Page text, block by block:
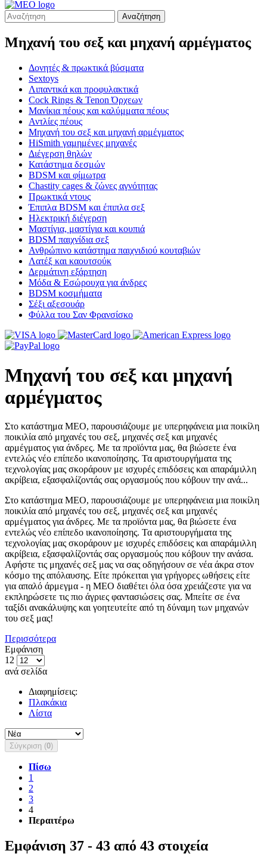
Αναζήτηση
Μηχανή του σεξ και μηχανή αρμέγματος
Δονητές & πρωκτικά βύσματα
Sextoys
Λιπαντικά και προφυλακτικά
Cock Rings & Tenon Όρχεων
Μανίκια πέους και καλύμματα πέους
Αντλίες πέους
Μηχανή του σεξ και μηχανή αρμέγματος
HiSmith γαμημένες μηχανές
Διέγερση θηλών
Κατάστημα δεσμών
BDSM και φίμωτρα
Chastity cages & ζώνες αγνότητας
Πρωκτικά ντους
Έπιπλα BDSM και έπιπλα σεξ
Ηλεκτρική διέγερση
Μαστίγια, μαστίγια και κουπιά
BDSM παιχνίδια σεξ
Ανθρώπινο κατάστημα παιχνιδιού κουταβιών
Λατέξ και καουτσούκ
Δερμάτινη εξάρτηση
Μόδα & Εσώρουχα για άνδρες
BDSM κοσμήματα
Σέξι αξεσουάρ
Φύλλα του Σαν Φρανσίσκο
Μηχανή του σεξ και μηχανή
αρμέγματος
Στο κατάστημα MEO, παρουσιάζουμε με υπερηφάνεια μια ποικίλη
ποικιλία από μηχανές του σεξ, μηχανές σεξ και μηχανές
αρμέγματος για άνδρες. Με τα προϊόντα μας, θα βιώσετε ένα
εντελώς νέο επίπεδο ικανοποίησης. Τα αριστουργήματα της
τεχνολογίας μας σκοράρουν με ισχυρές επιδόσεις και απαράμιλλη
ακρίβεια, εξασφαλίζοντάς σας οργασμούς που κόβουν την ανά...
Στο κατάστημα MEO, παρουσιάζουμε με υπερηφάνεια μια ποικίλη
ποικιλία από μηχανές του σεξ, μηχανές σεξ και μηχανές
αρμέγματος για άνδρες. Με τα προϊόντα μας, θα βιώσετε ένα
εντελώς νέο επίπεδο ικανοποίησης. Τα αριστουργήματα της
τεχνολογίας μας σκοράρουν με ισχυρές επιδόσεις και απαράμιλλη
ακρίβεια, εξασφαλίζοντάς σας οργασμούς που κόβουν την ανάσα.
Αφήστε τις μηχανές σεξ μας να σας οδηγήσουν σε νέα άκρα στον
κόσμο της απόλαυσης. Είτε πρόκειται για γρήγορες ωθήσεις είτε
για απαλό άρμεγμα - η MEO διαθέτει όλα όσα χρειάζεστε για να
εκπληρώσετε τις πιο άγριες φαντασιώσεις σας. Μπείτε σε ένα
ταξίδι ανακάλυψης και γοητευτείτε από τη δύναμη των μηχανών
του σεξ μας!
Περισσότερα
Εμφάνιση
12
ανά σελίδα
Διαφημίσεις:
Πλακάκια
Λίστα
Σύγκριση (0)
Πίσω
1
2
3
4
Περαιτέρω
Εμφάνιση 37 - 43 από 43 στοιχεία